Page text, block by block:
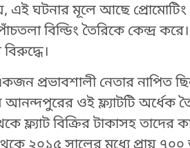
এই ঘটনার মূলে আছে
বিল্ডিং তৈরিকে কেন্দ্র
প্রভাবশালী নেতার নাপিত
ওই ফ্ল্যাটটি অর্ধেক
ফ্ল্যাট বিক্রির টাকাসহ তাদের